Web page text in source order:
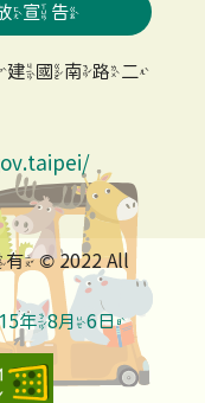
宣告
建國南路二
© 2022 All
年8月6日